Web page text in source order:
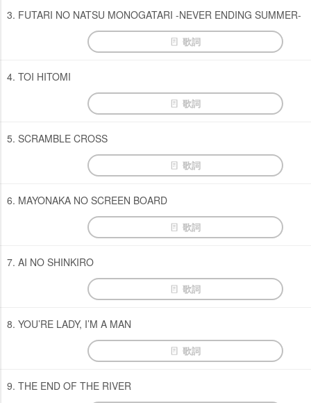
3. FUTARI NO NATSU MONOGATARI -NEVER ENDING SUMMER-
歌詞
4. TOI HITOMI
歌詞
5. SCRAMBLE CROSS
歌詞
6. MAYONAKA NO SCREEN BOARD
歌詞
7. AI NO SHINKIRO
歌詞
8. YOU’RE LADY, I’M A MAN
歌詞
9. THE END OF THE RIVER